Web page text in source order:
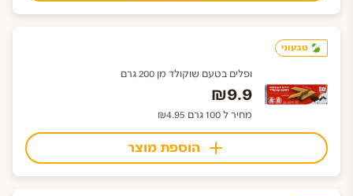
טבעוני
ופלים בטעם שוקולד מן 200 גרם
₪9.9
מחיר ל 100 גרם ₪4.95
הוספת מוצר